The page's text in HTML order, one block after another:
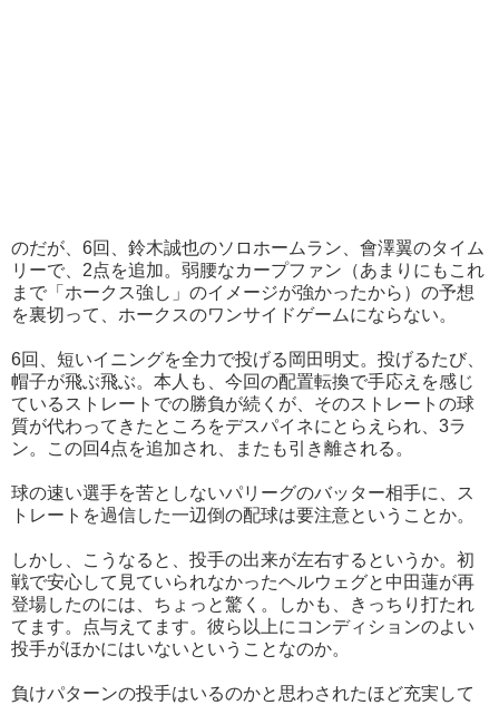
のだが、6回、鈴木誠也のソロホームラン、會澤翼のタイム
リーで、2点を追加。弱腰なカープファン（あまりにもこれ
まで「ホークス強し」のイメージが強かったから）の予想
を裏切って、ホークスのワンサイドゲームにならない。
6回、短いイニングを全力で投げる岡田明丈。投げるたび、
帽子が飛ぶ飛ぶ。本人も、今回の配置転換で手応えを感じ
ているストレートでの勝負が続くが、そのストレートの球
質が代わってきたところをデスパイネにとらえられ、3ラ
ン。この回4点を追加され、またも引き離される。
球の速い選手を苦としないパリーグのバッター相手に、ス
トレートを過信した一辺倒の配球は要注意ということか。
しかし、こうなると、投手の出来が左右するというか。初
戦で安心して見ていられなかったヘルウェグと中田蓮が再
登場したのには、ちょっと驚く。しかも、きっちり打たれ
てます。点与えてます。彼ら以上にコンディションのよい
投手がほかにはいないということなのか。
負けパターンの投手はいるのかと思わされたほど充実して